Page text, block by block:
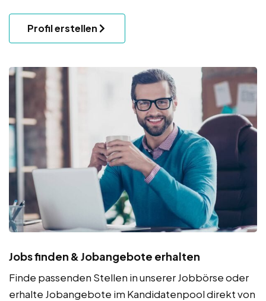
Profil erstellen
Jobs finden & Jobangebote erhalten
Finde passenden Stellen in unserer Jobbörse oder
erhalte Jobangebote im Kandidatenpool direkt von